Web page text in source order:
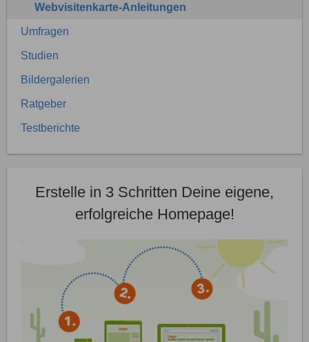
Webvisitenkarte-Anleitungen
Umfragen
Studien
Bildergalerien
Ratgeber
Testberichte
Erstelle in 3 Schritten Deine eigene,
erfolgreiche Homepage!